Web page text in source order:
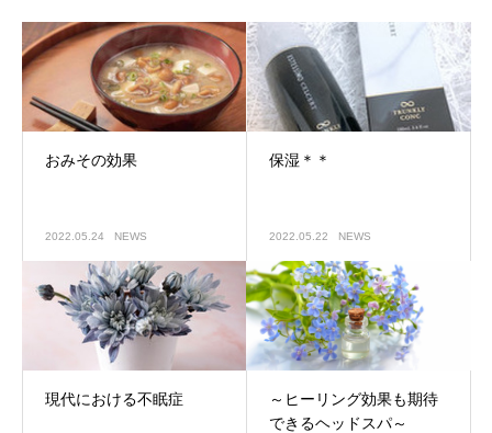
おみその効果
2022.05.24 NEWS
保湿＊＊
2022.05.22 NEWS
現代における不眠症
～ヒーリング効果も期待
できるヘッドスパ～